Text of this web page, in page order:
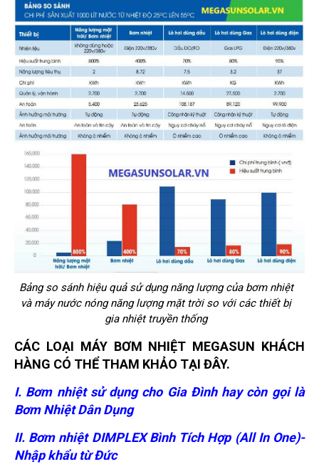
Bảng so sánh hiệu quả sử dụng năng lượng của bơm nhiệt
và máy nước nóng năng lượng mặt trời so với các thiết bị
gia nhiệt truyền thống
CÁC LOẠI MÁY BƠM NHIỆT MEGASUN KHÁCH
HÀNG CÓ THỂ THAM KHẢO TẠI ĐÂY.
I. Bơm nhiệt sử dụng cho Gia Đình hay còn gọi là
Bơm Nhiệt Dân Dụng
II. Bơm nhiệt DIMPLEX Bình Tích Hợp (All In One)-
Nhập khẩu từ Đức